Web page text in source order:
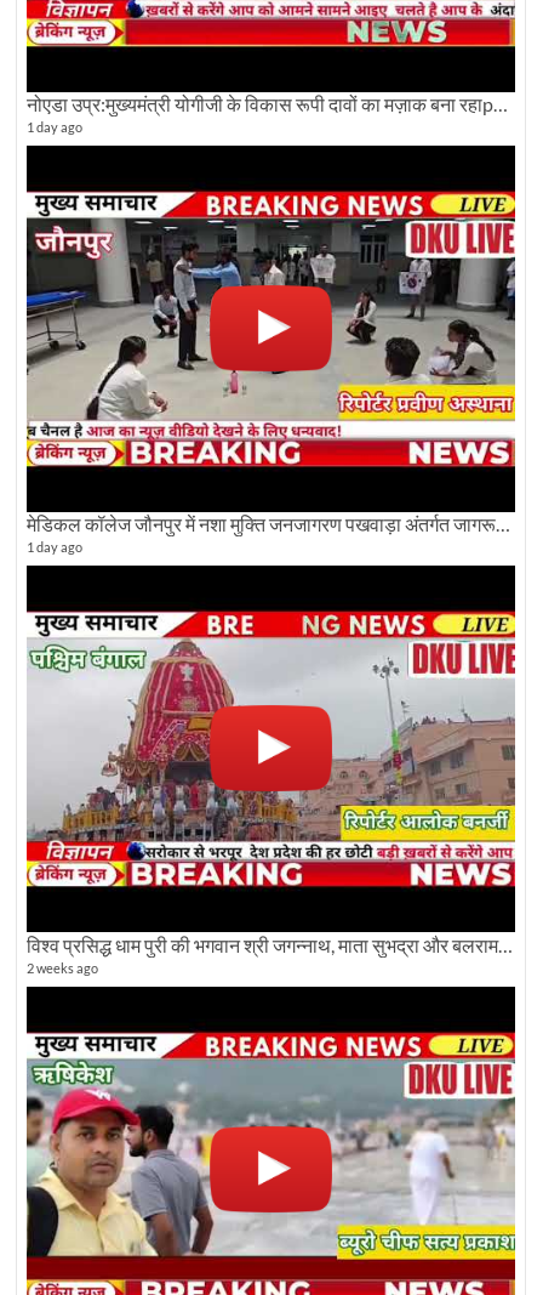
नोएडा उप्र:मुख्यमंत्री योगीजी के विकास रूपी दावों का मज़ाक बना रहाpwdविभाग:देखे ग्राउण्ड रिपोर्टिंग
1 day ago
मेडिकल कॉलेज जौनपुर में नशा मुक्ति जनजागरण पखवाड़ा अंतर्गत जागरूकता कार्यक्रम आयोजित
1 day ago
विश्व प्रसिद्ध धाम पुरी की भगवान श्री जगन्नाथ, माता सुभद्रा और बलराम जी की भव्य शोभा यात्रा देखिए
2 weeks ago